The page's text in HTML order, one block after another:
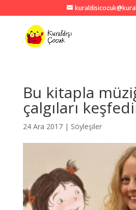
Bu kitapla
çalgıları
24 Ara 2017| Söyleşiler